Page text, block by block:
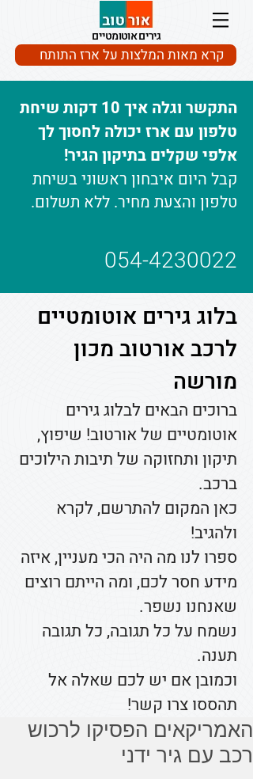
גירים אוטומטיים
קרא מאות המלצות על ארז התותח
התקשר וגלה איך 10 דקות שיחת
טלפון עם ארז יכולה לחסוך לך
אלפי שקלים בתיקון הגיר!
קבל היום איבחון ראשוני בשיחת
טלפון והצעת מחיר. ללא תשלום.
054-4230022
בלוג גירים אוטומטיים
לרכב אורטוב מכון
מורשה
ברוכים הבאים לבלוג גירים
אוטומטיים של אורטוב! שיפוץ,
תיקון ותחזוקה של תיבות הילוכים
ברכב.
כאן המקום להתרשם, לקרא
ולהגיב!
ספרו לנו מה היה הכי מעניין, איזה
מידע חסר לכם, ומה הייתם רוצים
שאנחנו נשפר.
נשמח על כל תגובה, כל תגובה
תענה.
וכמובן אם יש לכם שאלה אל
תהססו צרו קשר!
האמריקאים הפסיקו לרכוש
רכב עם גיר ידני